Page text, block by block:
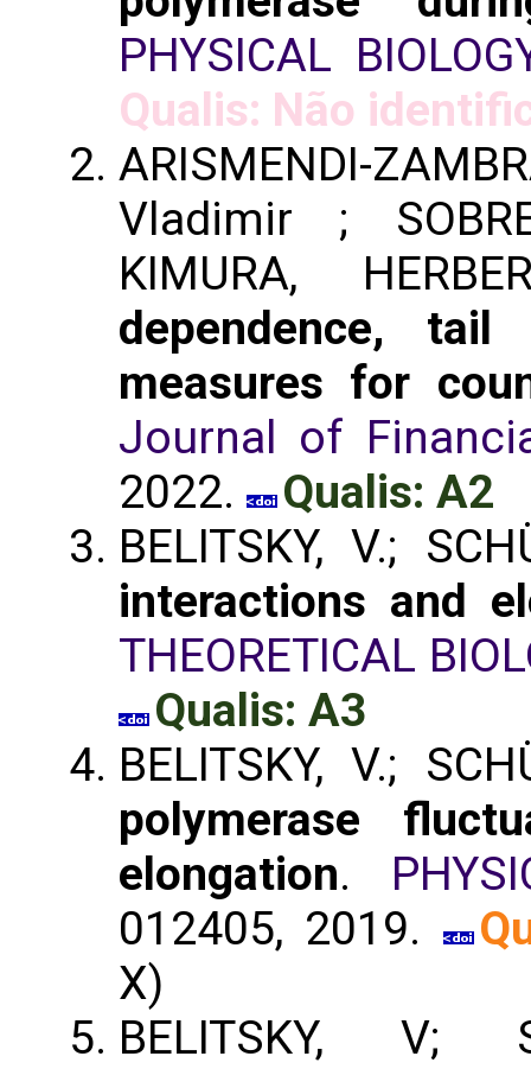
PHYSICAL
Qualis: Não
ARISMENDI-
Vladimir ;
KIMURA,
dependence, tail
measures for
Journal of
2022.
Qualis: A2
BELITSKY, V.;
interactions and
THEORETICAL
Qualis: A3
BELITSKY, V.;
polymerase
elongation.
012405, 2019.
X)
BELITSKY,